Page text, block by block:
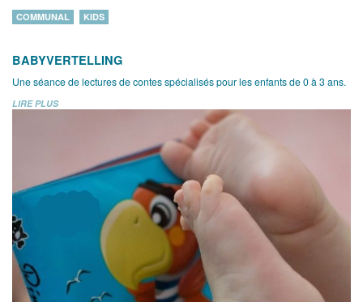
COMMUNAL KIDS
BABYVERTELLING
Une séance de lectures de contes spécialisés pour les enfants de 0 à 3 ans.
LIRE PLUS